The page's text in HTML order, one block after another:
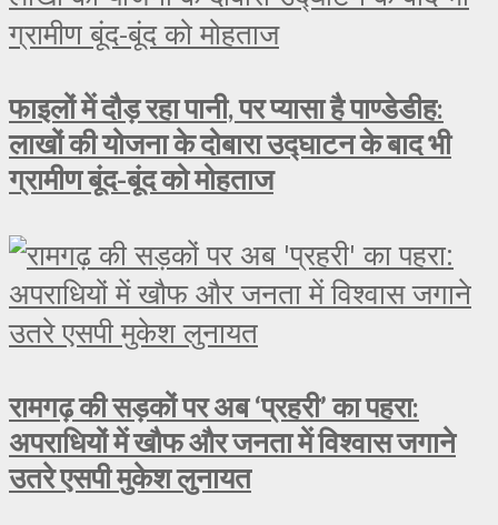
फाइलों में दौड़ रहा पानी, पर प्यासा है पाण्डेडीह:
लाखों की योजना के दोबारा उद्घाटन के बाद भी
ग्रामीण बूंद-बूंद को मोहताज
रामगढ़ की सड़कों पर अब ‘प्रहरी’ का पहरा:
अपराधियों में खौफ और जनता में विश्वास जगाने
उतरे एसपी मुकेश लुनायत